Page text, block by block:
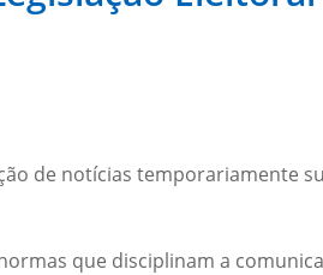
de notícias temporariamente
que disciplinam a